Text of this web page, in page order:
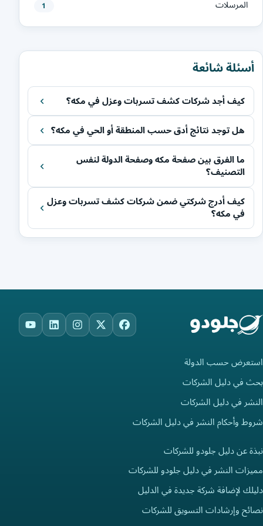
المرسلات 1
أسئلة شائعة
كيف أجد شركات كشف تسربات وعزل في مكه؟
هل توجد نتائج أدق حسب المنطقة أو الحي في مكه؟
ما الفرق بين صفحة مكه وصفحة الدولة لنفس
التصنيف؟
كيف أدرج شركتي ضمن شركات كشف تسربات وعزل
في مكه؟
Facebook
X
Instagram
LinkedIn
استعرض حسب الدولة
بحث في دليل الشركات
النشر في دليل الشركات
شروط وأحكام النشر في دليل الشركات
نبذة عن دليل جلودو للشركات
مميزات النشر في دليل جلودو للشركات
دليلك لإضافة شركة جديدة في الدليل
نصائح وإرشادات التسويق للشركات